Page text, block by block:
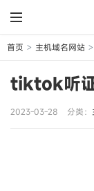
首页 > 主机域名网站 >
tiktok听
2023-03-28 分类：